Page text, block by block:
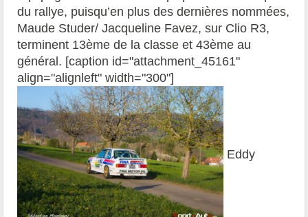
du rallye, puisqu’en plus des dernières nommées,
Maude Studer/ Jacqueline Favez, sur Clio R3,
terminent 13ème de la classe et 43ème au
général. [caption id="attachment_45161"
align="alignleft" width="300"]
Eddy